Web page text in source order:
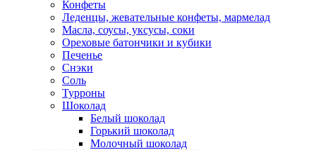
Конфеты
Леденцы, жевательные конфеты, мармелад
Масла, соусы, уксусы, соки
Ореховые батончики и кубики
Печенье
Снэки
Соль
Турроны
Шоколад
Белый шоколад
Горький шоколад
Молочный шоколад